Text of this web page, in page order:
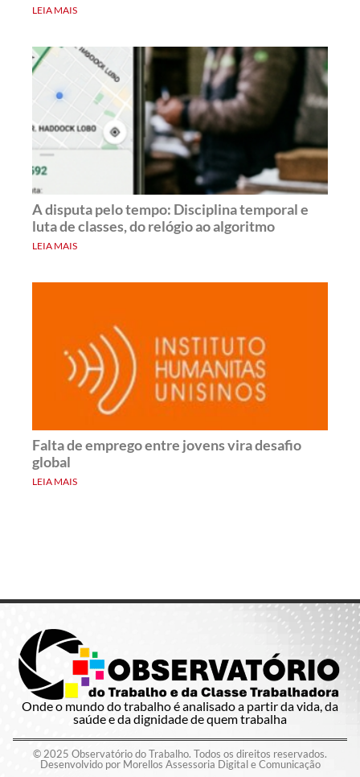
LEIA MAIS
A disputa pelo tempo: Disciplina temporal e
luta de classes, do relógio ao algoritmo
LEIA MAIS
Falta de emprego entre jovens vira desafio
global
LEIA MAIS
Onde o mundo do trabalho é analisado a partir da vida, da
saúde e da dignidade de quem trabalha
© 2025 Observatório do Trabalho. Todos os direitos reservados.
Desenvolvido por Morellos Assessoria Digital e Comunicação